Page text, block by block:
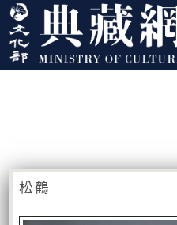
跳到主要內容
:::
松鶴